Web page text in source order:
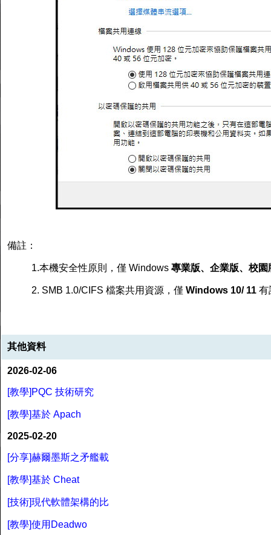
備註：
1.本機安全性原則，僅 Windows 專業版、企業版、校
2. SMB 1.0/CIFS 檔案共用資源，僅 Windows 10/ 11 有
其他資料
2026-02-06
[教學]PQC 技術研究
[教學]基於 Apach
2025-02-20
[分享]赫爾墨斯之矛艦載
[教學]基於 Cheat
[技術]現代軟體架構的比
[教學]使用Deadwo